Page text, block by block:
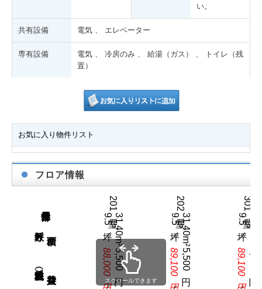
い。
共有設備 電気 、 エレベーター
専有設備
電気 、 冷房のみ 、 給湯（ガス） 、 トイレ（残
置）
お気に入り物件リスト
フロア情報
坪数／
賃料（税込）／
201号室
9.5坪／31.40m²
88,000円
／
5,500円
202号室
9.5坪／31.40m²
89,100円
／
5,500円
301号室
9.5坪／31.40m²
89,100円
／
5,500円
スクロールできます